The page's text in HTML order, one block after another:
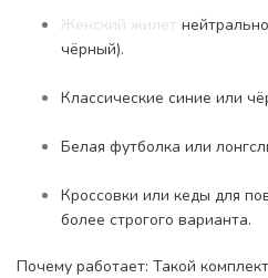
Женский жилет
чёрный).
Классические синие или
Белая футболка или
Кроссовки или кеды для
более строгого варианта.
Почему работает: Такой